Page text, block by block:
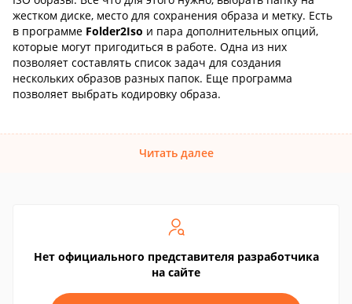
жестком диске, место для сохранения образа и метку. Есть
в программе Folder2Iso и пара дополнительных опций,
которые могут пригодиться в работе. Одна из них
позволяет составлять список задач для создания
нескольких образов разных папок. Еще программа
позволяет выбрать кодировку образа.
Читать далее
Нет официального представителя разработчика
на сайте